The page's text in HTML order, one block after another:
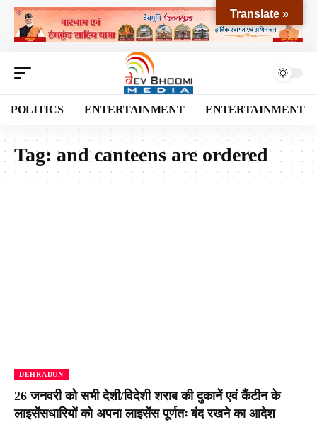
POLITICS ENTERTAINMENT ENTERTAINMENT
Tag: and canteens are ordered
DEHRADUN
26 जनवरी को सभी देशी/विदेशी शराब की दुकानें एवं कैंटीन के
लाइसेंसधारियों को अपना लाइसेंस पूर्णतः बंद रखने का आदेश
Translate »